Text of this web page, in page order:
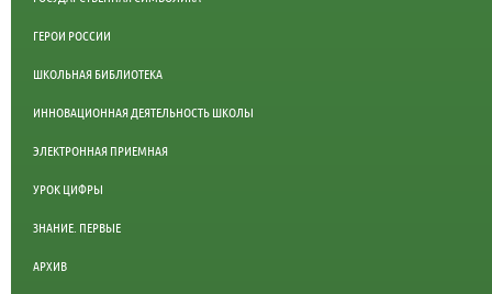
ГЕРОИ РОССИИ
ШКОЛЬНАЯ БИБЛИОТЕКА
ИННОВАЦИОННАЯ ДЕЯТЕЛЬНОСТЬ ШКОЛЫ
ЭЛЕКТРОННАЯ ПРИЕМНАЯ
УРОК ЦИФРЫ
ЗНАНИЕ. ПЕРВЫЕ
АРХИВ